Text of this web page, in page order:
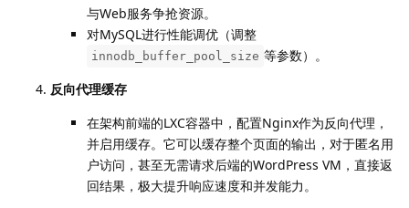
与Web服务争抢资源。
对MySQL进行性能调优（调整
innodb_buffer_pool_size 等参数）。
反向代理缓存
在架构前端的LXC容器中，配置Nginx作为反向代理，
并启用缓存。它可以缓存整个页面的输出，对于匿名用
户访问，甚至无需请求后端的WordPress VM，直接返
回结果，极大提升响应速度和并发能力。